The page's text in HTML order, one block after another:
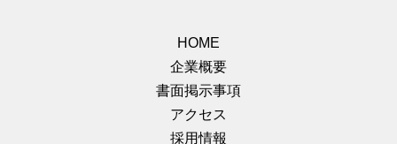
HOME
企業概要
書面掲示事項
アクセス
採用情報